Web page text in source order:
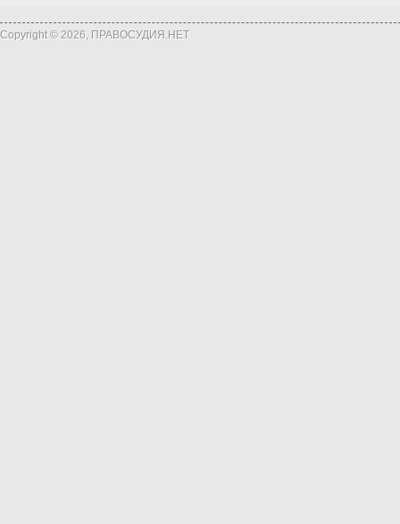
Copyright © 2026, ПРАВОСУДИЯ.НЕТ